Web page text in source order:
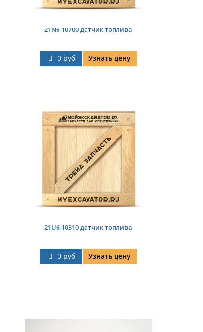
21N6-10700 датчик топлива
0 руб Узнать цену
21U6-10310 датчик топлива
0 руб Узнать цену